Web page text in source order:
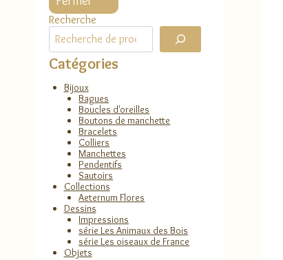
Recherche
Catégories
Bijoux
Bagues
Boucles d'oreilles
Boutons de manchette
Bracelets
Colliers
Manchettes
Pendentifs
Sautoirs
Collections
Aeternum Flores
Dessins
Impressions
série Les Animaux des Bois
série Les oiseaux de France
Objets